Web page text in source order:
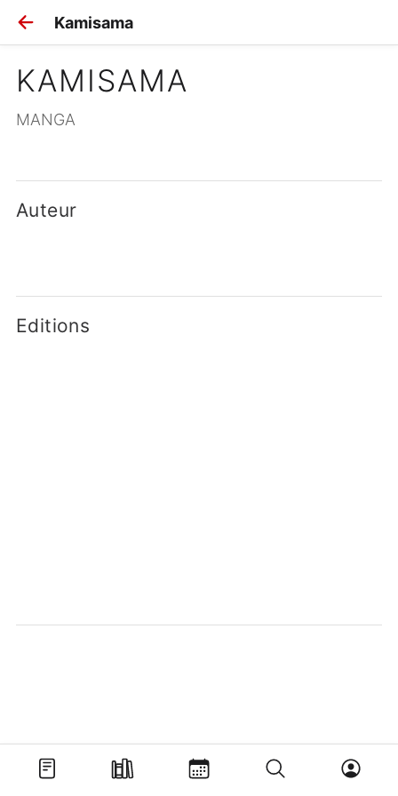
Kamisama
KAMISAMA
MANGA
Auteur
Editions